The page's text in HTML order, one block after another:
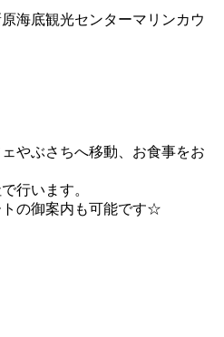
海底観光センターマリンカウ
やぶさちへ移動、お食事をお
行います。
の御案内も可能です☆